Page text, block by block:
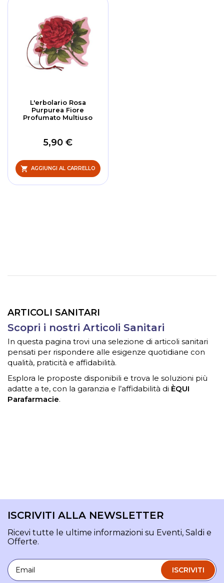
L'erbolario Rosa
Purpurea Fiore
Profumato Multiuso
5,90 €
AGGIUNGI AL CARRELLO
ARTICOLI SANITARI
Scopri i nostri Articoli Sanitari
In questa pagina trovi una selezione di articoli sanitari
pensati per rispondere alle esigenze quotidiane con
qualità, praticità e affidabilità.
Esplora le proposte disponibili e trova le soluzioni più
adatte a te, con la garanzia e l’affidabilità di ÈQUI
Parafarmacie.
ISCRIVITI ALLA NEWSLETTER
Ricevi tutte le ultime informazioni su Eventi, Saldi e
Offerte.
Email
ISCRIVITI